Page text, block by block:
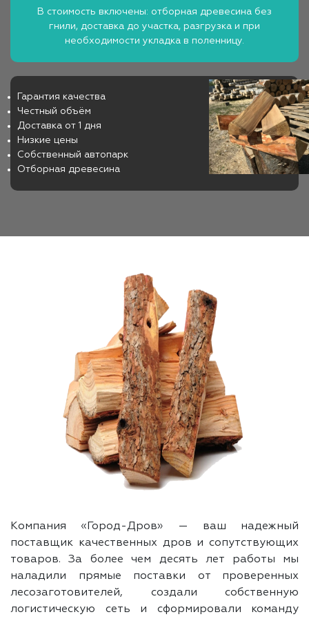
В стоимость включены: отборная древесина без
гнили, доставка до участка, разгрузка и при
необходимости укладка в поленницу.
Гарантия качества
Честный объём
Доставка от 1 дня
Низкие цены
Собственный автопарк
Отборная древесина
Компания «Город-Дров» — ваш надежный
поставщик качественных дров и сопутствующих
товаров. За более чем десять лет работы мы
наладили прямые поставки от проверенных
лесозаготовителей, создали собственную
логистическую сеть и сформировали команду